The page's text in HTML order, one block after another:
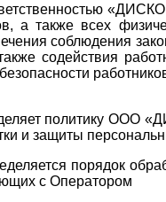
а также всех
соблюдения
содействия
политику ООО
и защиты
порядок
с Оператором